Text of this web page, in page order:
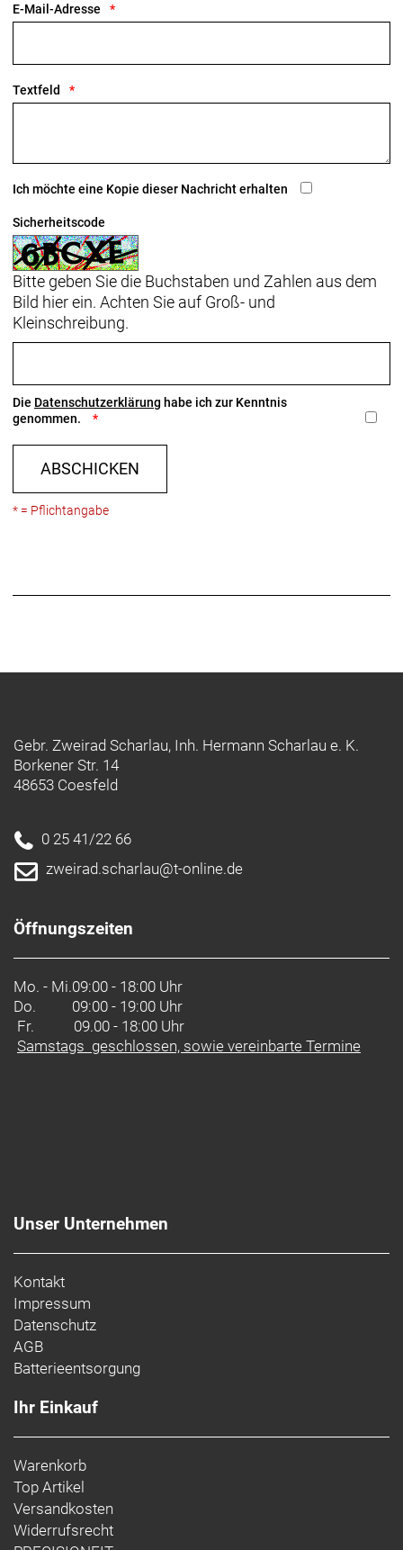
E-Mail-Adresse
Textfeld
Ich möchte eine Kopie dieser Nachricht erhalten
Sicherheitscode
Bitte geben Sie die Buchstaben und Zahlen aus dem
Bild hier ein. Achten Sie auf Groß- und
Kleinschreibung.
Die Datenschutzerklärung habe ich zur Kenntnis
genommen.
ABSCHICKEN
* = Pflichtangabe
Gebr. Zweirad Scharlau, Inh. Hermann Scharlau e. K.
Borkener Str. 14
48653 Coesfeld
0 25 41/22 66
zweirad.scharlau@t-online.de
Öffnungszeiten
Mo. - Mi.09:00 - 18:00 Uhr
Do.
09:00 - 19:00 Uhr
Fr. 09.00 - 18:00 Uhr
Samstags geschlossen, sowie vereinbarte Termine
Unser Unternehmen
Kontakt
Impressum
Datenschutz
AGB
Batterieentsorgung
Ihr Einkauf
Warenkorb
Top Artikel
Versandkosten
Widerrufsrecht